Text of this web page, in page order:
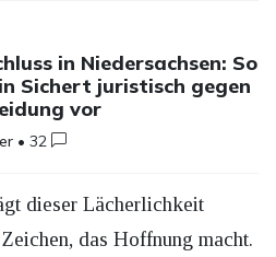
in Niedersachsen: So
Sichert juristisch gegen
vor
•32
dieser Lächerlichkeit
das Hoffnung macht.